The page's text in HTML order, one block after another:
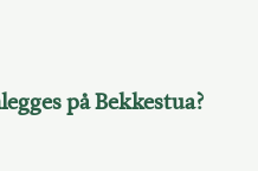
på Bekkestua?